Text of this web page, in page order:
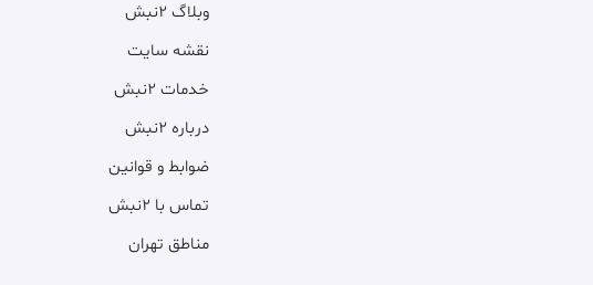
وبلاگ ۲نبش
نقشه سایت
خدمات ۲نبش
درباره ۲نبش
ضوابط و قوانین
تماس با ۲نبش
مناطق تهران